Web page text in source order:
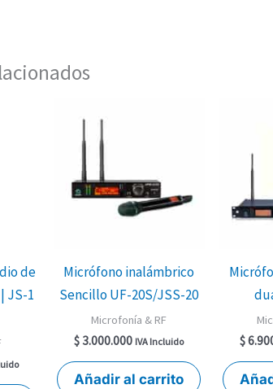
de
JS-1
Micrófono inalámbrico
Sencillo UF-20S/JSS-20
Microfonía & RF
$3.000.000 IVA Incluido
Añadir al carrito
$